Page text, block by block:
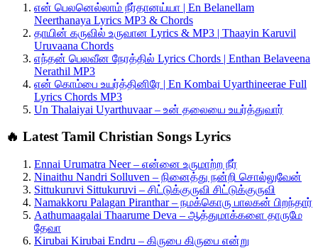
என் பெலனெல்லாம் நீர்தானய்யா | En Belanellam
Neerthanaya Lyrics MP3 & Chords
தாயின் கருவில் உருவான Lyrics & MP3 | Thaayin Karuvil
Uruvaana Chords
எந்தன் பெலவீன நேரத்தில் Lyrics Chords | Enthan Belaveena
Nerathil MP3
என் கொம்பை உயர்த்தினிரே | En Kombai Uyarthineerae Full
Lyrics Chords MP3
Un Thalaiyai Uyarthuvaar – உன் தலையை உயர்த்துவார்
🔥 Latest Tamil Christian Songs Lyrics
Ennai Urumatra Neer – என்னை உருமாற்ற நீர்
Ninaithu Nandri Solluven – நினைத்து நன்றி சொல்லுவேன்
Sittukuruvi Sittukuruvi – சிட்டுக்குருவி சிட்டுக்குருவி
Namakkoru Palagan Piranthar – நமக்கொரு பாலகன் பிறந்தார்
Aathumaagalai Thaarume Deva – ஆத்துமாக்களை தாருமே
தேவா
Kirubai Kirubai Endru – கிருபை கிருபை என்று